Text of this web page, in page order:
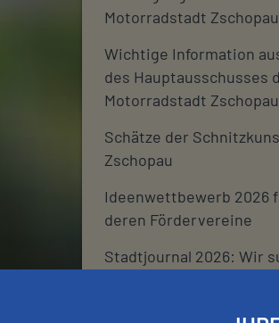
Motorradstadt Zschopau
Wichtige Information
des Hauptausschusses
Motorradstadt Zschopau
Schätze der
Zschopau
Ideenwettbewerb 2026
deren Fördervereine
Stadtjournal 2026: Wir